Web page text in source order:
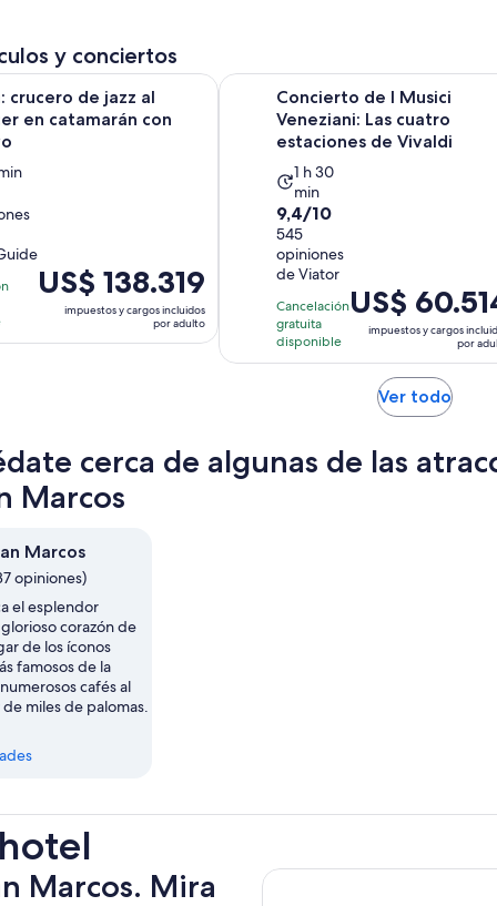
adulto
y conciertos
crucero de jazz al
en catamarán con
El
precio
de
US$ 138.319
impuestos y cargos incluidos
por adulto
de jazz al atardecer en catamarán con aperitivo Se
Concierto de I Musici
Veneziani: Las cuatro
estaciones de Vivaldi
La
actividad
dura
1
hora
30
minutos
1 h 30
min
9.4
de
10
con
545
opiniones
9,4/10
545
opiniones
de Viator
Cancelación
gratuita
disponible
El
precio
de
US$ 60.514.
US$
impuestos y cargos
por
Concierto de I Musici Veneziani:
Ver todoSe
una
cerca de algunas de las
Marcos
Marcos
opiniones)
el esplendor
corazón de
de los íconos
famosos de la
cafés al
miles de palomas.
Marcos. Mira